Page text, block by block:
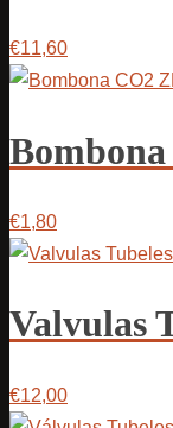
€11,60
€1,80
Valvulas
€12,00